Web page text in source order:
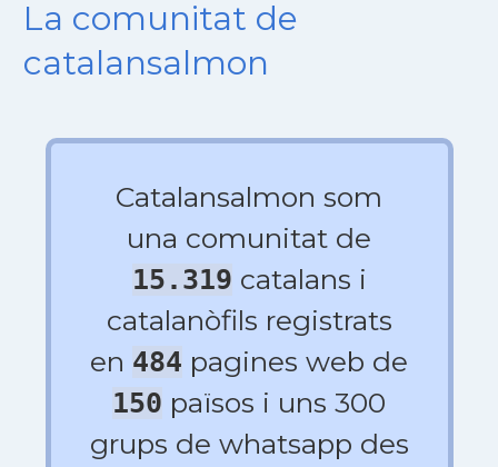
La comunitat de
catalansalmon
Catalansalmon som
una comunitat de
15.319 catalans i
catalanòfils registrats
en 484 pagines web de
150 països i uns 300
grups de whatsapp des